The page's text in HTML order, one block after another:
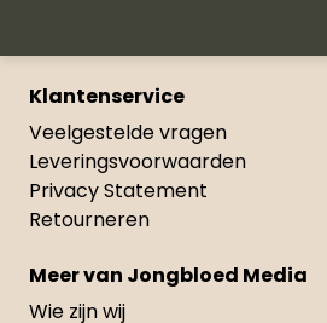
Klantenservice
Veelgestelde vragen
Leveringsvoorwaarden
Privacy Statement
Retourneren
Meer van Jongbloed Media
Wie zijn wij